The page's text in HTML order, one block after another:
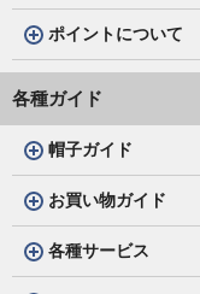
ポイントについて
各種ガイド
帽子ガイド
お買い物ガイド
各種サービス